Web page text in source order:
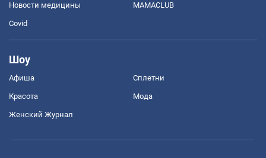
Новости медицины MAMACLUB
Covid
Шоу
Афиша Сплетни
Красота Мода
Женский Журнал